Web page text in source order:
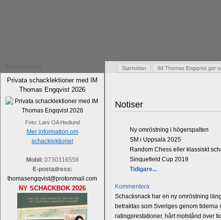
Privata schacklektioner med IM
Thomas Engqvist 2026
Foto: Lars OA Hedlund
Mer information om
schacklektioner
Mobil: 0730316558
E-postadress:
thomasengqvist@protonmail.com
NY SCHACKBOK 2026
Startsidan IM Thomas Engqvist ger
Notiser
Ny omröstning i högerspalten
SM i Uppsala 2025
Random Chess eller klassiskt
Sinquefield Cup 2019
Tidigare...
Kommentera
Schacksnack har en ny omröstning
betraktas som Sveriges genom
ratingprestationer, hårt motstånd över